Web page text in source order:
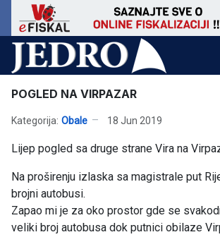
POGLED NA VIRPAZAR
Kategorija: Obale 18 Jun 2019
Lijep pogled sa druge strane Vira na
Na proširenju izlaska sa magistrale put
brojni autobusi.
Zapao mi je za oko prostor gde se
veliki broj autobusa dok putnici obilaze